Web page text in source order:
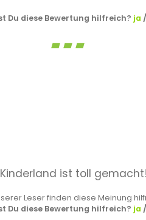
Du diese Bewertung hilfreich? ja /
ist toll
Leser finden diese Meinung
Du diese Bewertung hilfreich? ja /